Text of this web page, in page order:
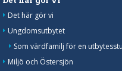
Det här gör vi
Ungdomsutbytet
Som värdfamilj för en
Miljö och Östersjön